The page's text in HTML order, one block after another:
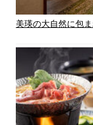
美瑛の大自然に包